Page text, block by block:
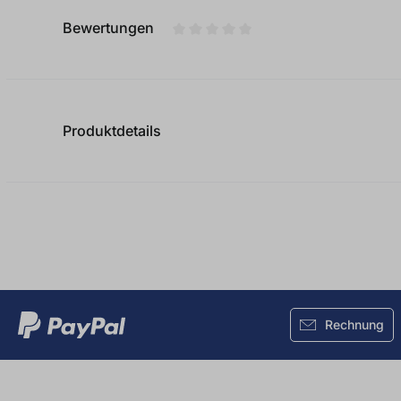
Bewertungen
Produktdetails
Rechnung